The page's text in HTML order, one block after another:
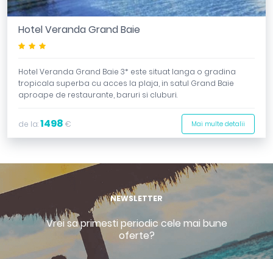
Hotel Veranda Grand Baie
Hotel Veranda Grand Baie 3* este situat langa o gradina
tropicala superba cu acces la plaja, in satul Grand Baie
aproape de restaurante, baruri si cluburi.
de la:1498 € Mai multe detalii
NEWSLETTER
Vrei sa primesti periodic cele mai bune
oferte?